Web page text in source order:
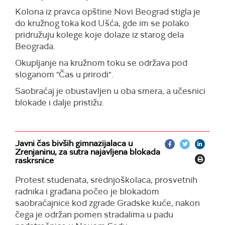
Kolona iz pravca opštine Novi Beograd stigla je
do kružnog toka kod Ušća, gde im se polako
pridružuju kolege koje dolaze iz starog dela
Beograda.
Okupljanje na kružnom toku se održava pod
sloganom "Čas u prirodi".
Saobraćaj je obustavljen u oba smera, a učesnici
blokade i dalje pristižu.
Javni čas bivših gimnazijalaca u
Zrenjaninu, za sutra najavljena blokada
raskrsnice
Protest studenata, srednjoškolaca, prosvetnih
radnika i građana počeo je blokadom
saobraćajnice kod zgrade Gradske kuće, nakon
čega je održan pomen stradalima u padu